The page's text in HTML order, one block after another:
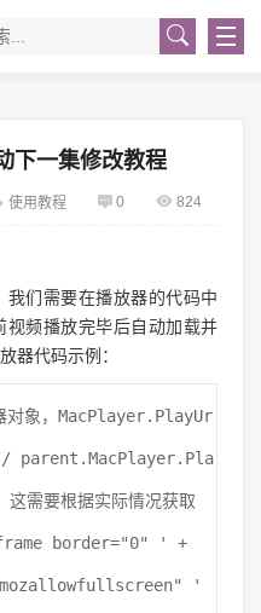
下一集修改教程
使用教程 0 824
们需要在播放器的代码中
视频播放完毕后自动加载并
器代码示例：
象，MacPlayer.PlayUr
parent.MacPlayer.Pla
这需要根据实际情况获取
border="0" ' +
'